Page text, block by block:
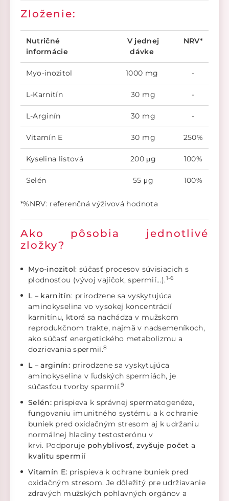
Zloženie:
Nutričné
informácie
V jednej
dávke
NRV*
Myo-inozitol 1000 mg -
L-Karnitín 30 mg -
L-Arginín 30 mg -
Vitamín E 30 mg 250%
Kyselina listová 200 μg 100%
Selén 55 μg 100%
*%NRV: referenčná výživová hodnota
Ako pôsobia jednotlivé
zložky?
Myo-inozitol: súčasť procesov súvisiacich s
plodnosťou (vývoj vajíčok, spermií...).1-6
L – karnitín: prirodzene sa vyskytujúca
aminokyselina vo vysokej koncentrácií
karnitínu, ktorá sa nachádza v mužskom
reprodukčnom trakte, najmä v nadsemeníkoch,
ako súčasť energetického metabolizmu a
dozrievania spermií.8
L – arginín: prirodzene sa vyskytujúca
aminokyselina v ľudských spermiách, je
súčasťou tvorby spermií.9
Selén: prispieva k správnej spermatogenéze,
fungovaniu imunitného systému a k ochranie
buniek pred oxidačným stresom aj k udržaniu
normálnej hladiny testosterónu v
krvi. Podporuje pohyblivosť, zvyšuje počet a
kvalitu spermií
Vitamín E: prispieva k ochrane buniek pred
oxidačným stresom. Je dôležitý pre udržiavanie
zdravých mužských pohlavných orgánov a